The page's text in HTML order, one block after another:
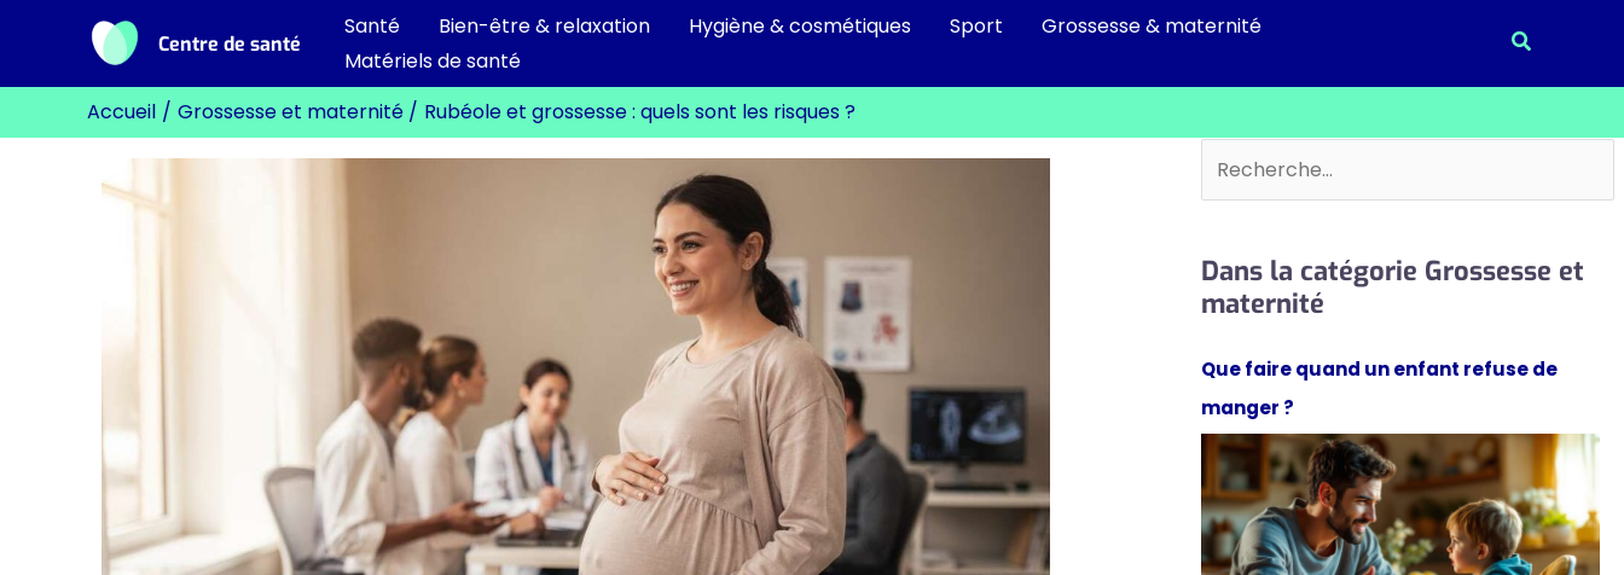
contenu
Centre de santé
Santé Bien-être & relaxation Hygiène & cosmétiques Sport
Grossesse & maternité
Matériels de santé
Accueil Grossesse et maternité Rubéole et grossesse : quels sont les risques ?
Rechercher
Dans la catégorie Grossesse et
maternité
Que faire quand un enfant refuse de
manger ?